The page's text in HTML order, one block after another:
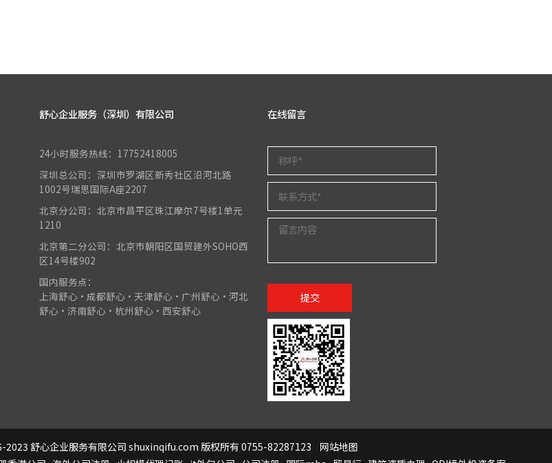
舒心企业服务（深圳）有限公司
24小时服务热线：17752418005
深圳总公司：深圳市罗湖区新秀社区沿河北路
1002号瑞思国际A座2207
北京分公司：北京市昌平区珠江摩尔7号楼1单元
1210
北京第二分公司：北京市朝阳区国贸建外SOHO西
区14号楼902
国内服务点：
上海舒心•成都舒心•天津舒心•广州舒心•河北
舒心•济南舒心•杭州舒心•西安舒心
在线留言
提交
舒心企业服务有限公司 shuxinqifu.com 版权所有 0755-82287123
网站地图